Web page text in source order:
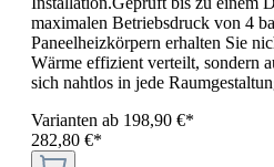
maximalen Betriebsdruck von 4
Paneelheizkörpern erhalten Sie
Wärme effizient verteilt, sondern
sich nahtlos in jede
Varianten ab 198,90 €*
282,80 €*